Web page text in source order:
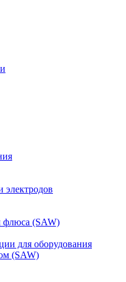
электродов
флюса (SAW)
для оборудования
(SAW)